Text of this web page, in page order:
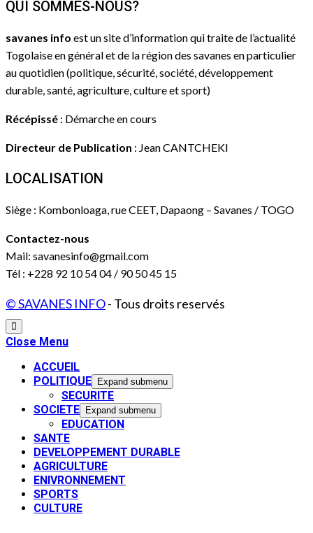
QUI SOMMES-NOUS?
savanes info est un site d’information qui traite de l’actualité
Togolaise en général et de la région des savanes en particulier
au quotidien (politique, sécurité, société, développement
durable, santé, agriculture, culture et sport)
Récépissé : Démarche en cours
Directeur de Publication : Jean CANTCHEKI
LOCALISATION
Siège : Kombonloaga, rue CEET, Dapaong – Savanes / TOGO
Contactez-nous
Mail: savanesinfo@gmail.com
Tél : +228 92 10 54 04 / 90 50 45 15
© SAVANES INFO- Tous droits reservés
Close Menu
ACCUEIL
POLITIQUE
Expand submenu
SECURITE
SOCIETE
Expand submenu
EDUCATION
SANTE
DEVELOPPEMENT DURABLE
AGRICULTURE
ENIVRONNEMENT
SPORTS
CULTURE